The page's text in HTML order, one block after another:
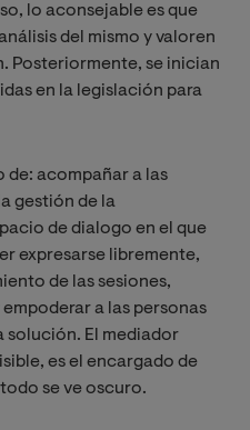
lo aconsejable es que
del mismo y valoren
Posteriormente, se inician
en la legislación para
de: acompañar a las
gestión de la
de dialogo en el que
expresarse libremente,
de las sesiones,
a las personas
solución. El mediador
es el encargado de
se ve oscuro.